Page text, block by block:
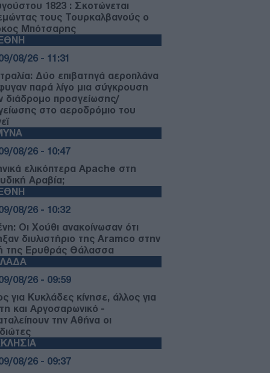
1823 : Σκοτώνεται
τους Τουρκαλβανούς ο
Μπότσαρης
08/26 - 11:31
Δύο επιβατηγά αεροπλάνα
παρά λίγο μια σύγκρουση
διάδρομο προσγείωσης/
στο αεροδρόμιο του
08/26 - 10:47
ελικόπτερα Apache στη
Αραβία;
08/26 - 10:32
Οι Χούθι ανακοίνωσαν ότι
διυλιστήριο της Aramco στην
της Ερυθράς Θάλασσα
08/26 - 09:59
για Κυκλάδες κίνησε, άλλος για
και Αργοσαρωνικό -
την Αθήνα οι
08/26 - 09:37